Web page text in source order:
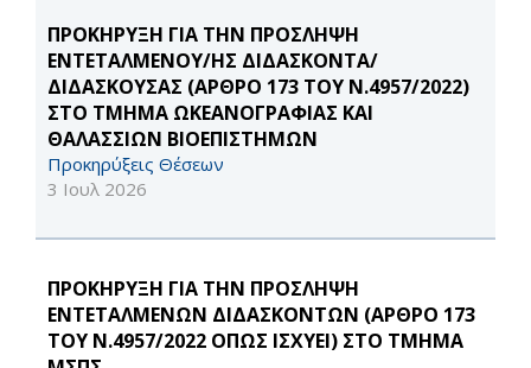
ΠΡΟΚΗΡΥΞΗ ΓΙΑ ΤΗΝ ΠΡΟΣΛΗΨΗ
ΕΝΤΕΤΑΛΜΕΝΟΥ/ΗΣ ΔΙΔΑΣΚΟΝΤΑ/
ΔΙΔΑΣΚΟΥΣΑΣ (ΑΡΘΡΟ 173 ΤΟΥ Ν.4957/2022)
ΣΤΟ ΤΜΗΜΑ ΩΚΕΑΝΟΓΡΑΦΙΑΣ ΚΑΙ
ΘΑΛΑΣΣΙΩΝ ΒΙΟΕΠΙΣΤΗΜΩΝ
Προκηρύξεις Θέσεων
3 Ιουλ 2026
ΠΡΟΚΗΡΥΞΗ ΓΙΑ ΤΗΝ ΠΡΟΣΛΗΨΗ
ΕΝΤΕΤΑΛΜΕΝΩΝ ΔΙΔΑΣΚΟΝΤΩΝ (ΑΡΘΡΟ 173
ΤΟΥ Ν.4957/2022 ΟΠΩΣ ΙΣΧΥΕΙ) ΣΤΟ ΤΜΗΜΑ